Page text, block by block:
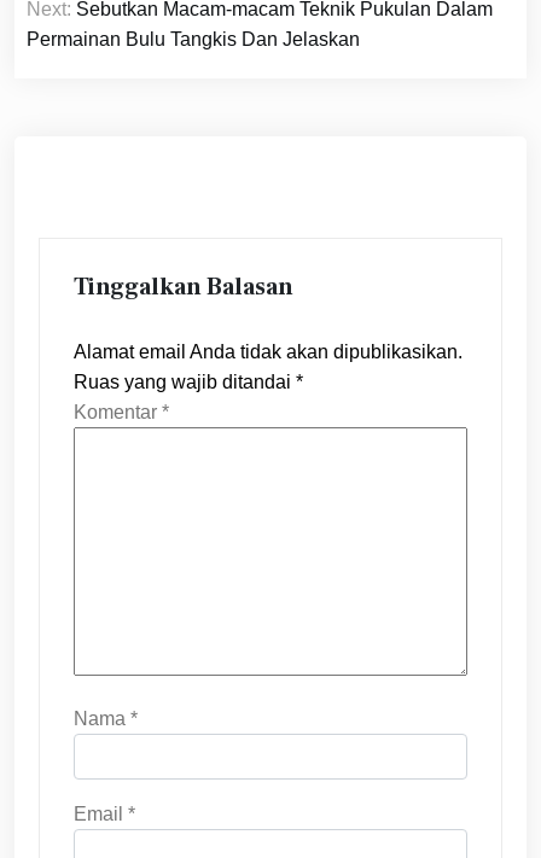
Next: Sebutkan Macam-macam Teknik Pukulan Dalam
Permainan Bulu Tangkis Dan Jelaskan
Tinggalkan Balasan
Alamat email Anda tidak akan dipublikasikan.
Ruas yang wajib ditandai *
Komentar *
Nama *
Email *